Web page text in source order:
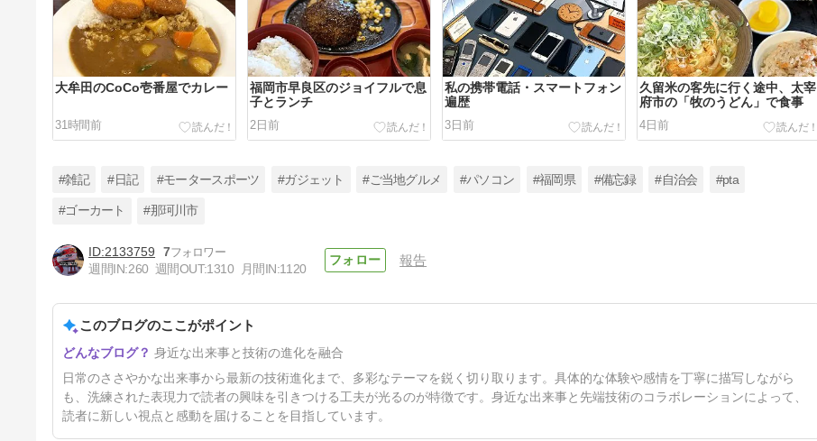
大牟田のCoCo壱番屋でカレー
31時間前
福岡市早良区のジョイフルで息
子とランチ
2日前
私の携帯電話・スマートフォン
遍歴
3日前
久留米の客先に行く途中、太宰
府市の「牧のうどん」で食事
4日前
10年前は天神の市役所前広場
で遊んだな
#雑記 #日記 #モータースポーツ #ガジェット #ご当地グルメ #パソコン #福岡県 #備忘録 #自治会 #pta
#ゴーカート #那珂川市
2133759
7
週間IN:260 週間OUT:1310 月間IN:1120
報告
このブログのここがポイント
身近な出来事と技術の進化を融合
日常のささやかな出来事から最新の技術進化まで、多彩なテーマを鋭く切り取ります。具体的な体験や感情を丁寧に描写しながら
も、洗練された表現力で読者の興味を引きつける工夫が光るのが特徴です。身近な出来事と先端技術のコラボレーションによって、
読者に新しい視点と感動を届けることを目指しています。